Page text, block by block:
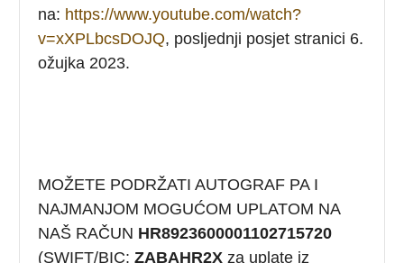
na: https://www.youtube.com/watch?
v=xXPLbcsDOJQ, posljednji posjet stranici 6.
ožujka 2023.
MOŽETE PODRŽATI AUTOGRAF PA I
NAJMANJOM MOGUĆOM UPLATOM NA
NAŠ RAČUN HR8923600001102715720
(SWIFT/BIC: ZABAHR2X za uplate iz